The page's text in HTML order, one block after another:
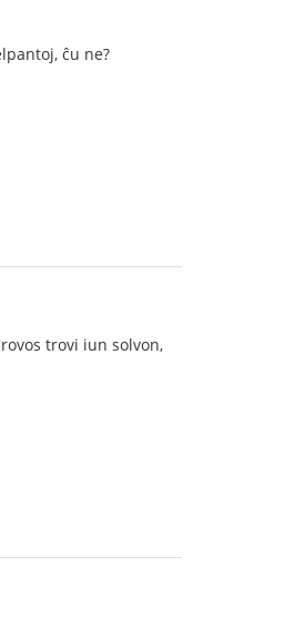
ĉu ne?
trovi iun solvon,